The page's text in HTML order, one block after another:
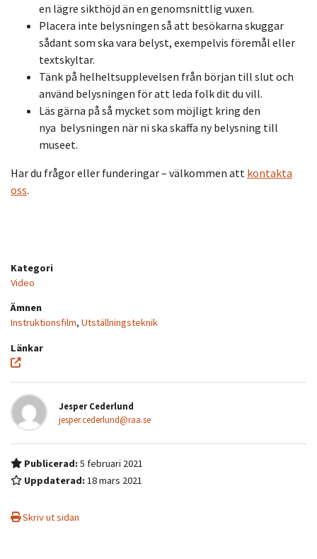
en lägre sikthöjd än en genomsnittlig vuxen.
Placera inte belysningen så att besökarna skuggar
sådant som ska vara belyst, exempelvis föremål eller
textskyltar.
Tänk på helheltsupplevelsen från början till slut och
använd belysningen för att leda folk dit du vill.
Läs gärna på så mycket som möjligt kring den
nya belysningen när ni ska skaffa ny belysning till
museet.
Har du frågor eller funderingar – välkommen att kontakta
oss.
Kategori
Video
Ämnen
Instruktionsfilm, Utställningsteknik
Länkar
Jesper Cederlund
jesper.cederlund@raa.se
Publicerad:5 februari 2021
Uppdaterad:18 mars 2021
Skriv ut sidan